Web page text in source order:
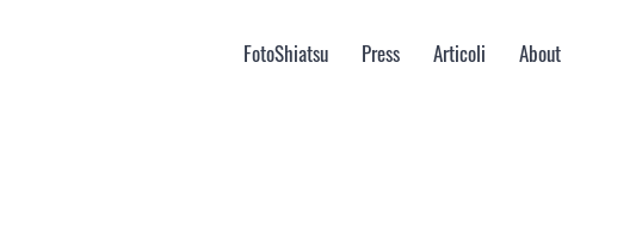
FotoShiatsu Press Articoli About